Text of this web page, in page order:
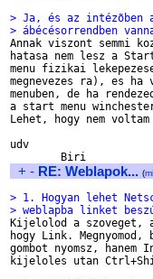
> Ja, és az intézõben
> ábécésorrendben
Annak viszont semmi
hatasa nem lesz a
menu fizikai
megnevezes ra), es
menuben, de ha
a start menu
Lehet, hogy nem
udv
+ - RE: Weblapok... (
> 1. Hogyan lehet
> weblapba linket
Kijelolod a szoveget,
hogy Link.
gombot nyomsz,
kijeloles utan